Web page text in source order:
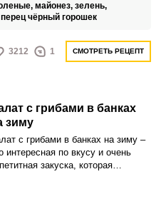
майонез, зелень,
перец чёрный горошек
3212 1 СМОТРЕТЬ РЕЦЕПТ
с грибами в банках
зиму
с грибами в банках на зиму –
интересная по вкусу и очень
закуска, которая